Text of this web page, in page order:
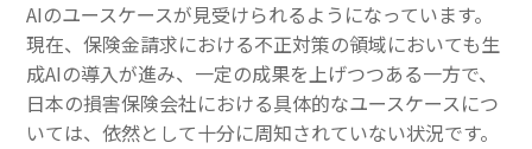
損害保険研究
AIのユースケースが見受けられるようになっています。
現在、保険金請求における不正対策の領域においても生
成AIの導入が進み、一定の成果を上げつつある一方で、
日本の損害保険会社における具体的なユースケースにつ
いては、依然として十分に周知されていない状況です。